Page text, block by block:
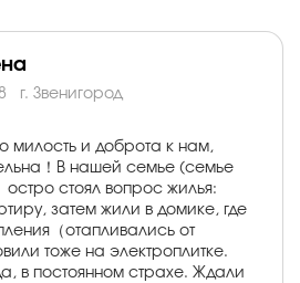
г. Звенигород
милость и доброта к нам,
！В нашей семье (семье
стоял вопрос жилья:
затем жили в домике, где
（отапливались от
тоже на электроплитке.
в постоянном страхе. Ждали